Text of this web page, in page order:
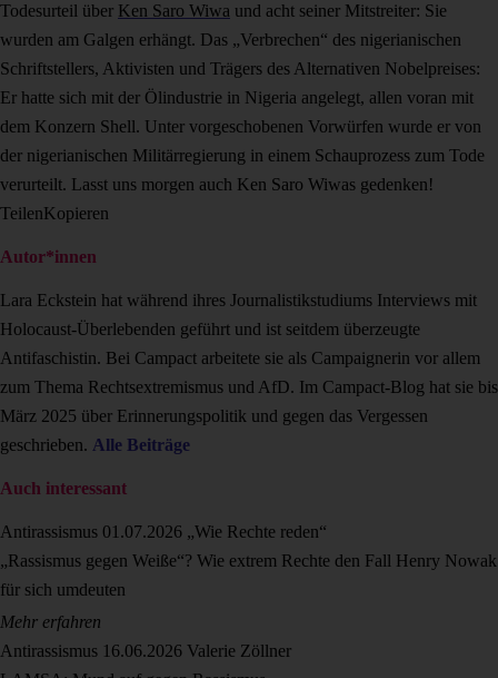
Todesurteil über Ken Saro Wiwa und acht seiner Mitstreiter: Sie
wurden am Galgen erhängt. Das „Verbrechen“ des nigerianischen
Schriftstellers, Aktivisten und Trägers des Alternativen Nobelpreises:
Er hatte sich mit der Ölindustrie in Nigeria angelegt, allen voran mit
dem Konzern Shell. Unter vorgeschobenen Vorwürfen wurde er von
der nigerianischen Militärregierung in einem Schauprozess zum Tode
verurteilt. Lasst uns morgen auch Ken Saro Wiwas gedenken!
TeilenKopieren
Autor*innen
Lara Eckstein hat während ihres Journalistikstudiums Interviews mit
Holocaust-Überlebenden geführt und ist seitdem überzeugte
Antifaschistin. Bei Campact arbeitete sie als Campaignerin vor allem
zum Thema Rechtsextremismus und AfD. Im Campact-Blog hat sie bis
März 2025 über Erinnerungspolitik und gegen das Vergessen
geschrieben. Alle Beiträge
Auch interessant
Antirassismus 01.07.2026 „Wie Rechte reden“
„Rassismus gegen Weiße“? Wie extrem Rechte den Fall Henry Nowak
für sich umdeuten
Mehr erfahren
Antirassismus 16.06.2026 Valerie Zöllner